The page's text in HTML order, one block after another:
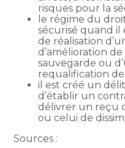
risques pour la
le régime du
sécurisé quand il
de réalisation
d’amélioration
sauvegarde ou
requalification
il est créé un
d’établir un
délivrer un reçu
ou celui de
Sources :